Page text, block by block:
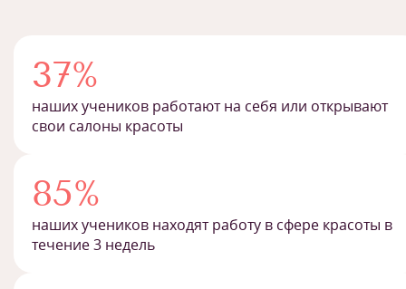
37%
наших учеников работают на себя или открывают
свои салоны красоты
85%
наших учеников находят работу в сфере красоты в
течение 3 недель